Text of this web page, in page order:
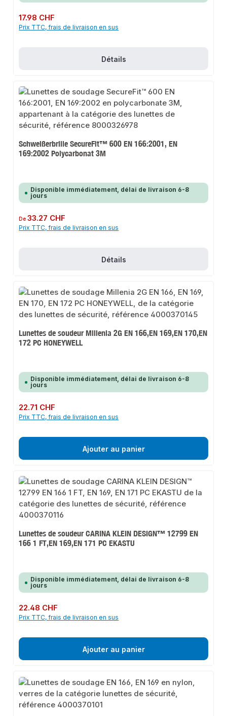
Prix régulier :
17.98 CHF
Prix TTC, frais de livraison en sus
Détails
Schweißerbrille SecureFit™ 600 EN 166:2001, EN
169:2002 Polycarbonat 3M
Disponible immédiatement, délai de livraison 6-8
jours
Prix régulier :
De33.27 CHF
Prix TTC, frais de livraison en sus
Détails
Lunettes de soudeur Millenia 2G EN 166,EN 169,EN 170,EN
172 PC HONEYWELL
Disponible immédiatement, délai de livraison 6-8
jours
Prix régulier :
22.71 CHF
Prix TTC, frais de livraison en sus
Ajouter au panier
Lunettes de soudeur CARINA KLEIN DESIGN™ 12799 EN
166 1 FT,EN 169,EN 171 PC EKASTU
Disponible immédiatement, délai de livraison 6-8
jours
Prix régulier :
22.48 CHF
Prix TTC, frais de livraison en sus
Ajouter au panier